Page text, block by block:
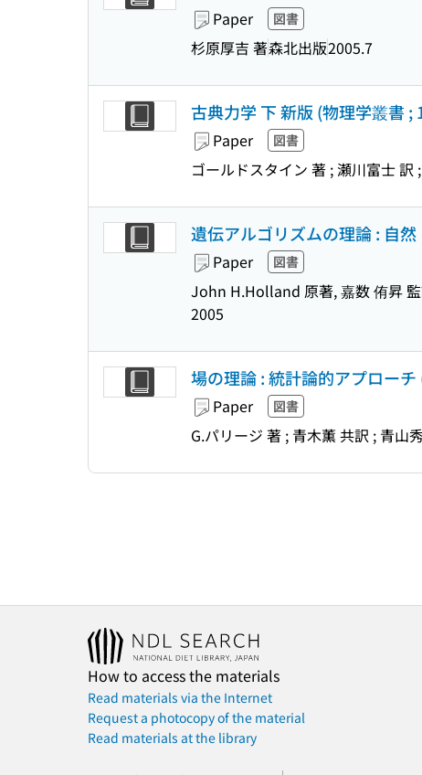
Paper 図書
杉原厚吉 著森北出版2005.7
古典力学 下 新版 (物理学叢書 ;
Paper 図書
ゴールドスタイン 著 ; 瀬川富士 訳
遺伝アルゴリズムの理論 : 自
Paper 図書
John H.Holland 原著, 嘉数 侑昇 監
2005
場の理論 : 統計論的アプローチ
Paper 図書
G.パリージ 著 ; 青木薫 共訳 ; 青山
How to access the materials
Read materials via the Internet
Request a photocopy of the material
Read materials at the library